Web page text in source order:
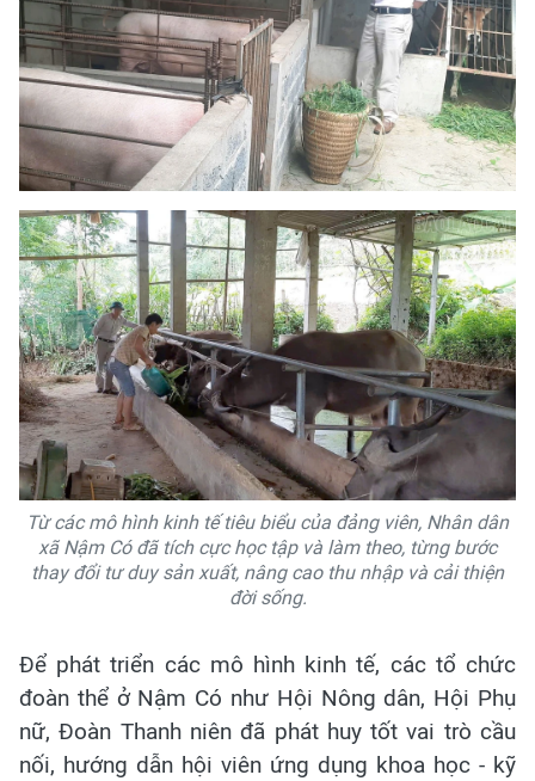
Từ các mô hình kinh tế tiêu biểu của đảng viên, Nhân dân
xã Nậm Có đã tích cực học tập và làm theo, từng bước
thay đổi tư duy sản xuất, nâng cao thu nhập và cải thiện
đời sống.
Để phát triển các mô hình kinh tế, các tổ chức
đoàn thể ở Nậm Có như Hội Nông dân, Hội Phụ
nữ, Đoàn Thanh niên đã phát huy tốt vai trò cầu
nối, hướng dẫn hội viên ứng dụng khoa học - kỹ